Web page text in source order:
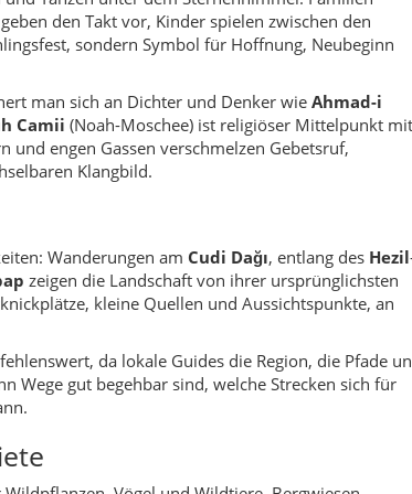
da lokale Guides die Region, die Pfade und
Wege gut begehbar sind, welche Strecken sich für
Vögel und Wildtiere. Bergwiesen,
– insbesondere in höher gelegenen Zonen.
Wahrnehmung noch wenig bekannt, doch lokal wird
immer wichtiger.
Empfehlungen beachtet, trägt dazu bei, diese
Sommern und kalten, teilweise sehr
August tagsüber deutlich über 30 Grad warm
und Mai